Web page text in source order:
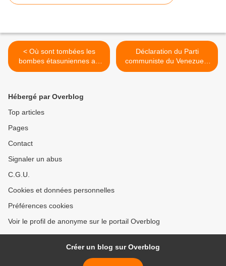
< Où sont tombées les
bombes étasuniennes au
21e siècle ?
Déclaration du Parti
communiste du Venezuela
concernant la nouvelle
Hébergé par Overblog
Top articles
Pages
Contact
Signaler un abus
C.G.U.
Cookies et données personnelles
Préférences cookies
Voir le profil de anonyme sur le portail Overblog
Créer un blog sur Overblog